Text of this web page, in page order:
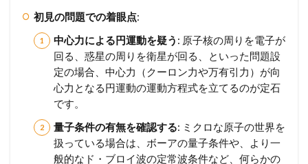
初見の問題での着眼点:
中心力による円運動を疑う : 原子核の周りを電子が
回る、惑星の周りを衛星が回る、といった問題設
定の場合、中心力（クーロン力や万有引力）が向
心力となる円運動の運動方程式を立てるのが定石
です。
量子条件の有無を確認する: ミクロな原子の世界を
扱っている場合は、ボーアの量子条件や、より一
般的なド・ブロイ波の定常波条件など、何らかの